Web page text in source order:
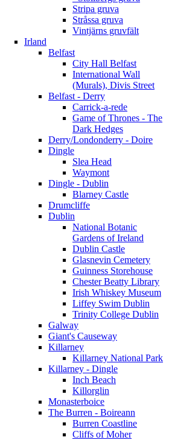
Stripa gruva
Stråssa gruva
Vintjärns gruvfält
Irland
Belfast
City Hall Belfast
International Wall
(Murals), Divis Street
Belfast - Derry
Carrick-a-rede
Game of Thrones - The
Dark Hedges
Derry/Londonderry - Doire
Dingle
Slea Head
Waymont
Dingle - Dublin
Blarney Castle
Drumcliffe
Dublin
National Botanic
Gardens of Ireland
Dublin Castle
Glasnevin Cemetery
Guinness Storehouse
Chester Beatty Library
Irish Whiskey Museum
Liffey Swim Dublin
Trinity College Dublin
Galway
Giant's Causeway
Killarney
Killarney National Park
Killarney - Dingle
Inch Beach
Killorglin
Monasterboice
The Burren - Boireann
Burren Coastline
Cliffs of Moher